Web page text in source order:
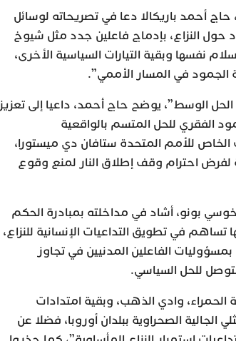
أحمد باريكالا دعا في تصريحاته لوسائل
حول النزاع، بإدماج فاعلين جدد مثل شيوخ
نفسها وبقية التيارات السياسية الأخرى،
الجمود في المسار الأممي”.
الوسط”، يوضح حاج أحمد، داعيا إلى تعزيز
الفقري للحل المتسم بالواقعية
الخاص للأمم المتحدة ستافان دي ميستورا،
احترام وقف إطلاق النار لمنع وقوع
خوسي بونو، أشاد في مداخلته بمبادرة الحكم
تساهم في تطويق التداعيات الإنسانية للنزاع،
الفاعلين المدنيين في تجاوز
للحل السياسي.
وادي الذهب، وبقية امتدادات
الصحراوية ببلدان أوروبا، فضلا عن